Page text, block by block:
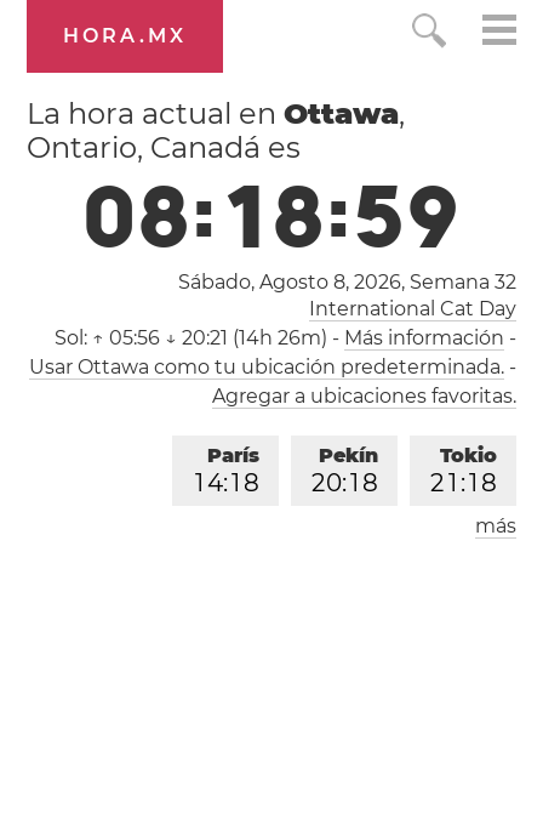
HORA.MX
La hora actual enOttawa,
Ontario, Canadá es
08:19:00
Sábado, Agosto 8, 2026, Semana 32
International Cat Day
Sol: ↑ 05:56 ↓ 20:21 (14h 26m) - Más información -
Usar Ottawa como tu ubicación predeterminada.-
Agregar a ubicaciones favoritas.
Tokio
21 :1 9
Pekín
20:1 9
París
1 4:1 9
Londres
más